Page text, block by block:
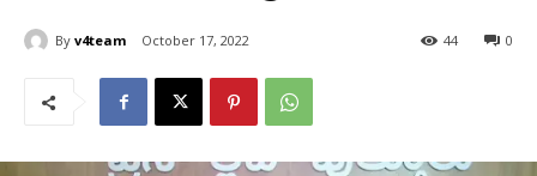
By v4team October 17, 2022 0
44